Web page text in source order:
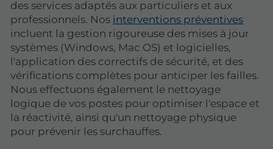
des services adaptés aux particuliers et aux
professionnels. Nos interventions préventives
incluent la gestion rigoureuse des mises à jour
systèmes (Windows, Mac OS) et logicielles,
l'application des correctifs de sécurité, et des
vérifications complètes pour anticiper les failles.
Nous effectuons également le nettoyage
logique de vos postes pour optimiser l'espace et
la réactivité, ainsi qu'un nettoyage physique
pour prévenir les surchauffes.